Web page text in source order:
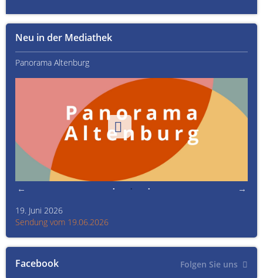
Facebook Folgen Sie uns
Neu in der Mediathek
Panorama Altenburg
19. Juni 2026
Sendung vom 19.06.2026